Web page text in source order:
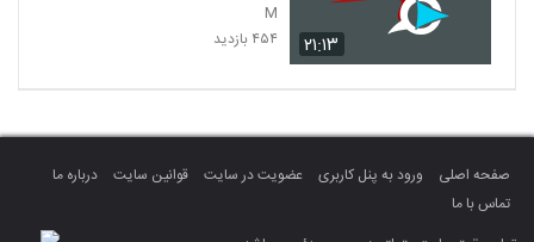
۲۱:۱۳
M
۴۵۴ بازدید
صفحه اصلی ورود به پنل کاربری عضویت در سایت قوانین سایت
درباره ما
تماس با ما